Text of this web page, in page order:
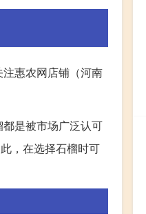
注惠农网店铺（河南
是被市场广泛认可
，在选择石榴时可